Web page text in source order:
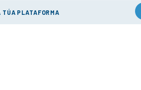
TÚA PLATAFORMA